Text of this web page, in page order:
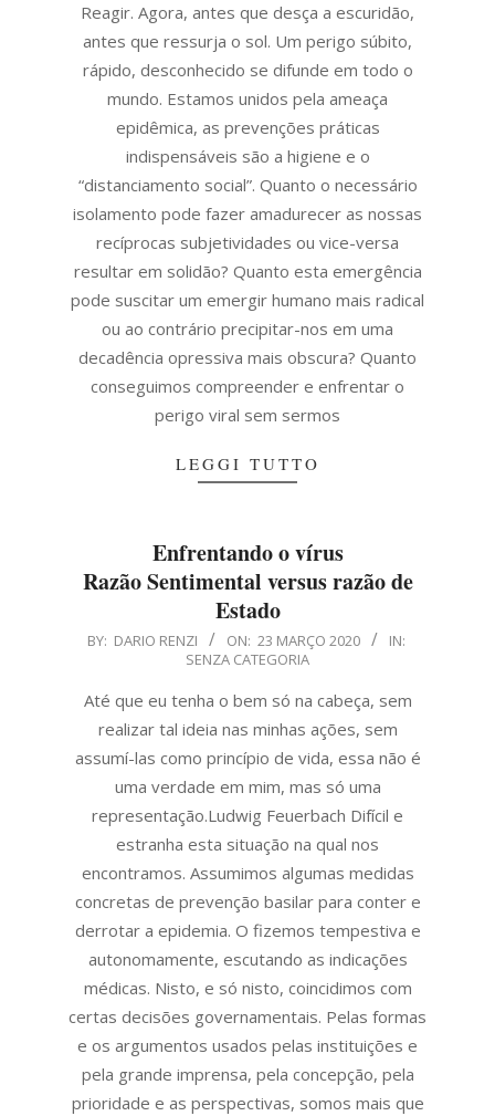
Reagir. Agora, antes que desça a escuridão,
antes que ressurja o sol. Um perigo súbito,
rápido, desconhecido se difunde em todo o
mundo. Estamos unidos pela ameaça
epidêmica, as prevenções práticas
indispensáveis são a higiene e o
“distanciamento social”. Quanto o necessário
isolamento pode fazer amadurecer as nossas
recíprocas subjetividades ou vice-versa
resultar em solidão? Quanto esta emergência
pode suscitar um emergir humano mais radical
ou ao contrário precipitar-nos em uma
decadência opressiva mais obscura? Quanto
conseguimos compreender e enfrentar o
perigo viral sem sermos
LEGGI TUTTO
Enfrentando o vírus
Razão Sentimental versus razão de
Estado
2020-
BY: DARIO RENZI ON: 23 MARÇO 2020
IN:
SENZA CATEGORIA
Até que eu tenha o bem só na cabeça, sem
realizar tal ideia nas minhas ações, sem
assumí-las como princípio de vida, essa não é
uma verdade em mim, mas só uma
representação.Ludwig Feuerbach Difícil e
estranha esta situação na qual nos
encontramos. Assumimos algumas medidas
concretas de prevenção basilar para conter e
derrotar a epidemia. O fizemos tempestiva e
autonomamente, escutando as indicações
médicas. Nisto, e só nisto, coincidimos com
certas decisões governamentais. Pelas formas
e os argumentos usados pelas instituições e
pela grande imprensa, pela concepção, pela
prioridade e as perspectivas, somos mais que